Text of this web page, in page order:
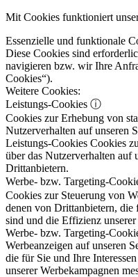
Mit Cookies funktioniert
Essenzielle und funktionale
Diese Cookies sind
navigieren bzw. wir Ihre
Cookies“).
Weitere Cookies:
Leistungs-Cookies ⓘ
Cookies zur Erhebung von
Nutzerverhalten auf unseren
Leistungs-Cookies Cookies
über das Nutzerverhalten auf
Drittanbietern.
Werbe- bzw. Targeting-
Cookies zur Steuerung von
denen von Drittanbietern, die
sind und die Effizienz unserer
Werbe- bzw. Targeting-
Werbeanzeigen auf unseren
die für Sie und Ihre
unserer Werbekampagnen